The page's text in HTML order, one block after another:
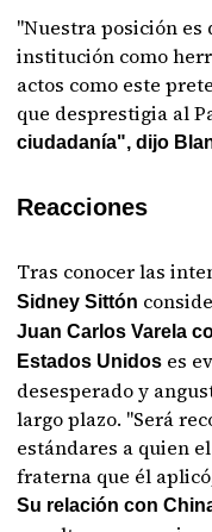
"Nuestra posición
institución como
actos como este
que desprestigia al
ciudadanía", dijo
Reacciones
Tras conocer las
Sidney Sittón
Juan Carlos Varela
Estados Unidos es
desesperado y
largo plazo. "Será
estándares a quien
fraterna que él
Su relación con